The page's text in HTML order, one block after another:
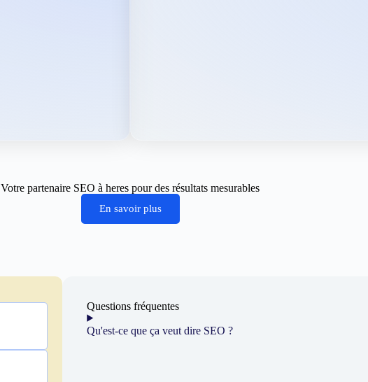
Votre partenaire SEO à heres pour des résultats mesurables
En savoir plus
Questions fréquentes
Qu'est-ce que ça veut dire SEO ?